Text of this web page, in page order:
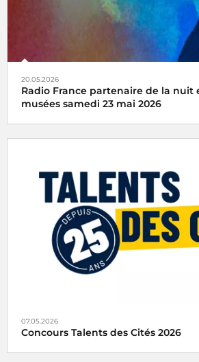
20.05.2026
Radio France partenaire de la nuit
musées samedi 23 mai 2026
Rendez-vous culturel incontournable
européenne des musées invite chaque
découvrir les musées autrement, à
programmation originale mêlant
performances et expériences inédites.
07.05.2026
Concours Talents des Cités 2026